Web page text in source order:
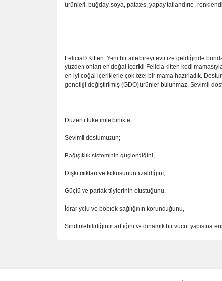
ürünleri, buğday, soya, patates, yapay tatlandırıcı,
Felicia® Kitten: Yeni bir aile bireyi evinize geldiğinde
yüzden onları en doğal içerikli Felicia kitten kedi
en iyi doğal içeriklerle çok özel bir mama hazırladık.
genetiği değiştirilmiş (GDO) ürünler bulunmaz. Sevimli
Düzenli tüketimle birlikte:
Sevimli dostumuzun;
Bağışıklık sisteminin güçlendiğini,
Dışkı miktarı ve kokusunun azaldığını,
Güçlü ve parlak tüylerinin oluştuğunu,
İdrar yolu ve böbrek sağlığının korunduğunu,
Sindirilebilirliğinin arttığını ve dinamik bir vücut yapısına